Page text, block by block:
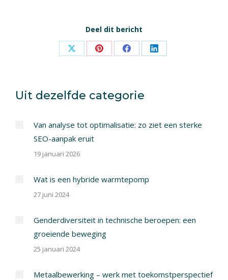
Deel dit bericht
Share Share Share Share
Uit dezelfde categorie
Van analyse tot optimalisatie: zo ziet een sterke
SEO-aanpak eruit
19 januari 2026
Wat is een hybride warmtepomp
27 juni 2024
Genderdiversiteit in technische beroepen: een
groeiende beweging
25 januari 2024
Metaalbewerking – werk met toekomstperspectief